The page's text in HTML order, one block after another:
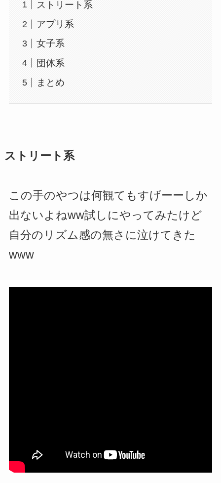
ストリート系
アプリ系
女子系
団体系
まとめ
ストリート系
この手のやつは何観てもすげーーしか
出ないよねww試しにやってみたけど
自分のリズム感の無さに泣けてきた
www